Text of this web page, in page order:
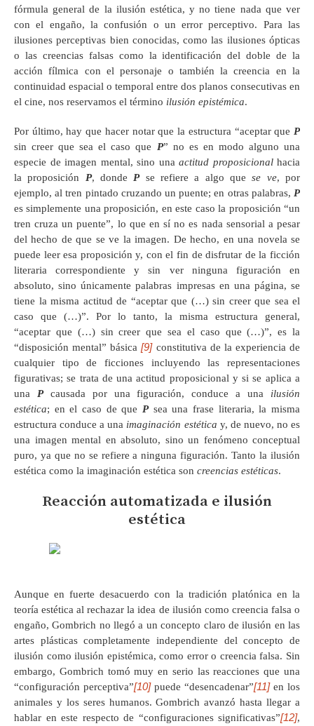
fórmula general de la ilusión estética, y no tiene nada que ver
con el engaño, la confusión o un error perceptivo. Para las
ilusiones perceptivas bien conocidas, como las ilusiones ópticas
o las creencias falsas como la identificación del doble de la
acción fílmica con el personaje o también la creencia en la
continuidad espacial o temporal entre dos planos consecutivas en
el cine, nos reservamos el término ilusión epistémica.
Por último, hay que hacer notar que la estructura “aceptar que P
sin creer que sea el caso que P” no es en modo alguno una
especie de imagen mental, sino una actitud proposicionalhacia
la proposición P, donde Pse refiere a algo quese ve, por
ejemplo, al tren pintado cruzando un puente; en otras palabras, P
es simplemente una proposición, en este caso la proposición “un
tren cruza un puente”, lo que en sí no es nada sensorial a pesar
del hecho de que se ve la imagen. De hecho, en una novela se
puede leer esa proposición y, con el fin de disfrutar de la ficción
literaria correspondiente y sin ver ninguna figuración en
absoluto, sino únicamente palabras impresas en una página, se
tiene la misma actitud de “aceptar que (…) sin creer que sea el
caso que (…)”. Por lo tanto, la misma estructura general,
“aceptar que (…) sin creer que sea el caso que (…)”, es la
“disposición mental” básica[9]constitutiva de la experiencia de
cualquier tipo de ficciones incluyendo las representaciones
figurativas; se trata de una actitud proposicional y si se aplica a
una Pcausada por una figuración, conduce a una ilusión
estética; en el caso de que Psea una frase literaria, la misma
estructura conduce a una imaginación estética y, de nuevo, no es
una imagen mental en absoluto, sino un fenómeno conceptual
puro, ya que no se refiere a ninguna figuración. Tanto la ilusión
estética como la imaginación estética son creencias estéticas.
Reacción automatizada e ilusión
estética
Aunque en fuerte desacuerdo con la tradición platónica en la
teoría estética al rechazar la idea de ilusión como creencia falsa o
engaño, Gombrich no llegó a un concepto claro de ilusión en las
artes plásticas completamente independiente del concepto de
ilusión como ilusión epistémica, como error o creencia falsa. Sin
embargo, Gombrich tomó muy en serio las reacciones que una
“configuración perceptiva”[10]puede “desencadenar”[11]en los
animales y los seres humanos. Gombrich avanzó hasta llegar a
hablar en este respecto de “configuraciones significativas”[12],